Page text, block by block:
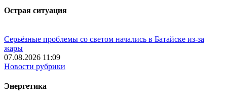
Острая ситуация
Серьёзные проблемы со светом начались в Батайске из-за
жары
07.08.2026 11:09
Новости рубрики
Энергетика